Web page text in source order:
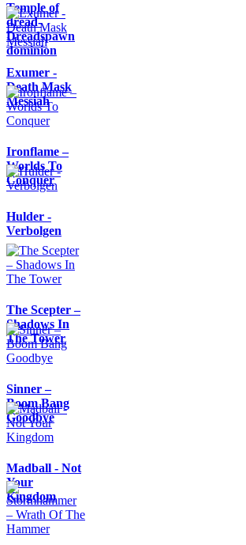
Temple of
dread-
Dreadspawn
dominion
Exumer -
Death Mask
Messiah
Ironflame –
Worlds To
Conquer
Hulder -
Verbolgen
The Scepter –
Shadows In
The Tower
Sinner –
Boom Bang
Goodbye
Madball - Not
Your
Kingdom